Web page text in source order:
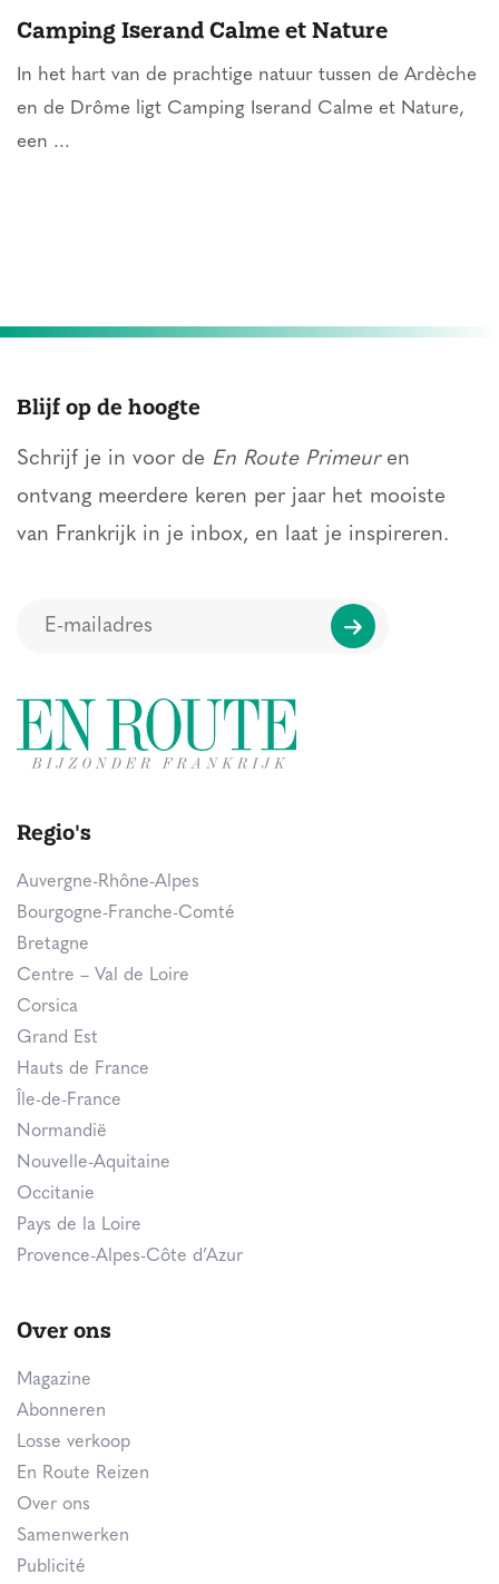
Camping Iserand Calme et Nature
In het hart van de prachtige natuur tussen de Ardèche
en de Drôme ligt Camping Iserand Calme et Nature,
een ...
Blijf op de hoogte
Schrijf je in voor de En Route Primeuren
ontvang meerdere keren per jaar het mooiste
van Frankrijk in je inbox, en laat je inspireren.
Regio's
Auvergne-Rhône-Alpes
Bourgogne-Franche-Comté
Bretagne
Centre – Val de Loire
Corsica
Grand Est
Hauts de France
Île-de-France
Normandië
Nouvelle-Aquitaine
Occitanie
Pays de la Loire
Provence-Alpes-Côte d’Azur
Over ons
Magazine
Abonneren
Losse verkoop
En Route Reizen
Over ons
Samenwerken
Publicité